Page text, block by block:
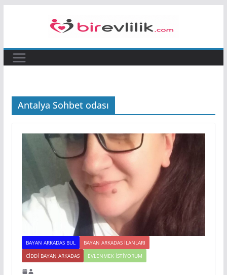
Antalya Sohbet odası
BAYAN ARKADAS BUL
BAYAN ARKADAS ILANLARI
CIDDI BAYAN ARKADAS
EVLENMEK İSTIYORUM